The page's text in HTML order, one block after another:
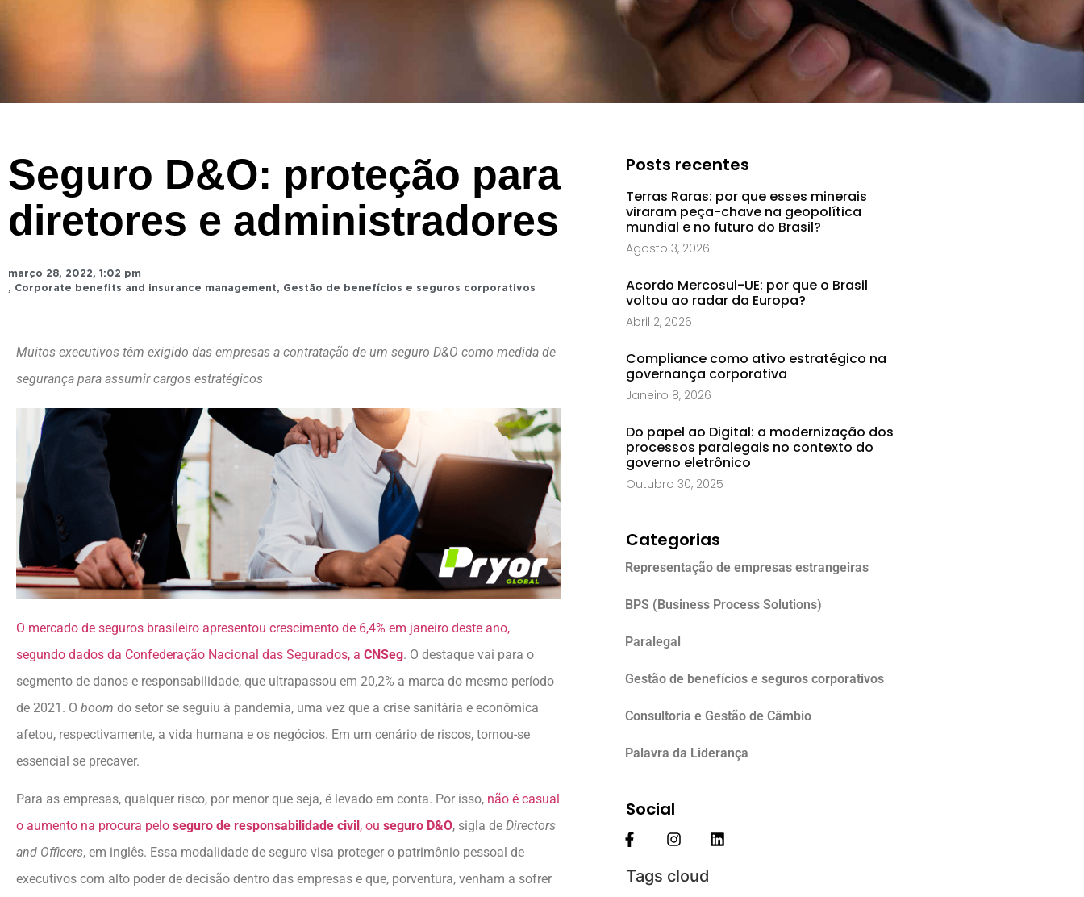
Seguro D&O: proteção para
diretores e administradores
março 28, 2022, 1:02 pm
, Corporate benefits and insurance management, Gestão de benefícios e seguros corporativos
Muitos executivos têm exigido das empresas a contratação de um seguro D&O como medida de
segurança para assumir cargos estratégicos
O mercado de seguros brasileiro apresentou crescimento de 6,4% em janeiro deste ano,
segundo dados da Confederação Nacional das Segurados, a CNSeg. O destaque vai para o
segmento de danos e responsabilidade, que ultrapassou em 20,2% a marca do mesmo período
de 2021. O boom do setor se seguiu à pandemia, uma vez que a crise sanitária e econômica
afetou, respectivamente, a vida humana e os negócios. Em um cenário de riscos, tornou-se
essencial se precaver.
Para as empresas, qualquer risco, por menor que seja, é levado em conta. Por isso, não é casual
o aumento na procura pelo seguro de responsabilidade civil , ou seguro D&O, sigla de Directors
and Officers, em inglês. Essa modalidade de seguro visa proteger o patrimônio pessoal de
executivos com alto poder de decisão dentro das empresas e que, porventura, venham a sofrer
Posts recentes
Terras Raras: por que esses minerais
viraram peça-chave na geopolítica
mundial e no futuro do Brasil?
Agosto 3, 2026
Acordo Mercosul-UE: por que o Brasil
voltou ao radar da Europa?
Abril 2, 2026
Compliance como ativo estratégico na
governança corporativa
Janeiro 8, 2026
Do papel ao Digital: a modernização dos
processos paralegais no contexto do
governo eletrônico
Outubro 30, 2025
Categorias
Representação de empresas estrangeiras
BPS (Business Process Solutions)
Paralegal
Gestão de benefícios e seguros corporativos
Consultoria e Gestão de Câmbio
Palavra da Liderança
Social
Tags cloud